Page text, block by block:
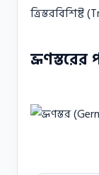
ত্রিস্তরবিশিষ্ট
ভ্রূণস্তরের